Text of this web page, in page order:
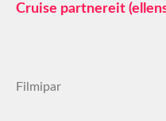
Cruise partnereit
Filmipar